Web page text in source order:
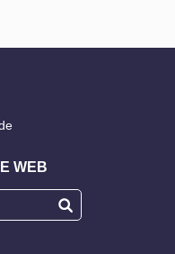
WEB